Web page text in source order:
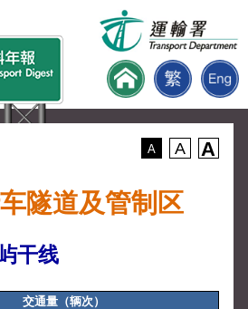
A A A
隧道及管制区
干线
交通量（辆次）